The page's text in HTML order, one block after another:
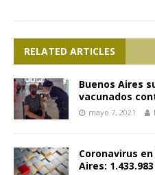
RELATED ARTICLES
Buenos Aires
vacunados
mayo 7, 2021
Coronavirus
Aires: